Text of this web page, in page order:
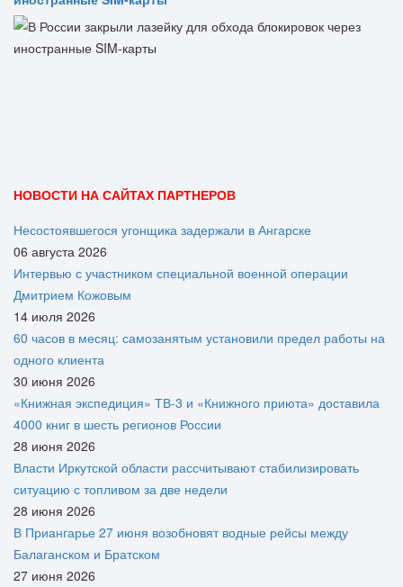
НОВОСТИ НА САЙТАХ ПАРТНЕРОВ
Несостоявшегося угонщика задержали в Ангарске
06 августа 2026
Интервью с участником специальной военной операции
Дмитрием Кожовым
14 июля 2026
60 часов в месяц: самозанятым установили предел работы на
одного клиента
30 июня 2026
«Книжная экспедиция» ТВ-3 и «Книжного приюта» доставила
4000 книг в шесть регионов России
28 июня 2026
Власти Иркутской области рассчитывают стабилизировать
ситуацию с топливом за две недели
28 июня 2026
В Приангарье 27 июня возобновят водные рейсы между
Балаганском и Братском
27 июня 2026